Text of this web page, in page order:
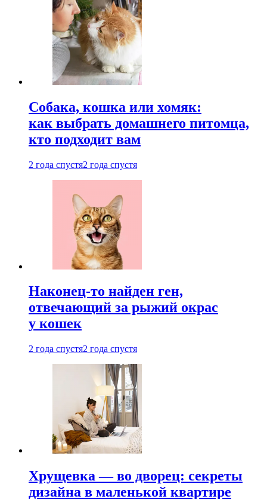
Собака, кошка или хомяк:
как выбрать домашнего питомца,
кто подходит вам
2 года спустя2 года спустя
Наконец-то найден ген,
отвечающий за рыжий окрас
у кошек
2 года спустя2 года спустя
Хрущевка — во дворец: секреты
дизайна в маленькой квартире